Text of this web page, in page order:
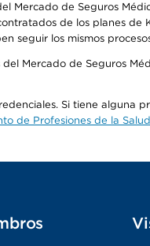
Mercado de Seguros
de los planes de
seguir los mismos
Mercado de Seguros
Si tiene alguna
de Profesiones de la